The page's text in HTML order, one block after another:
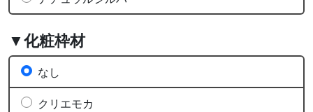
▼化粧枠材
なし
クリエモカ